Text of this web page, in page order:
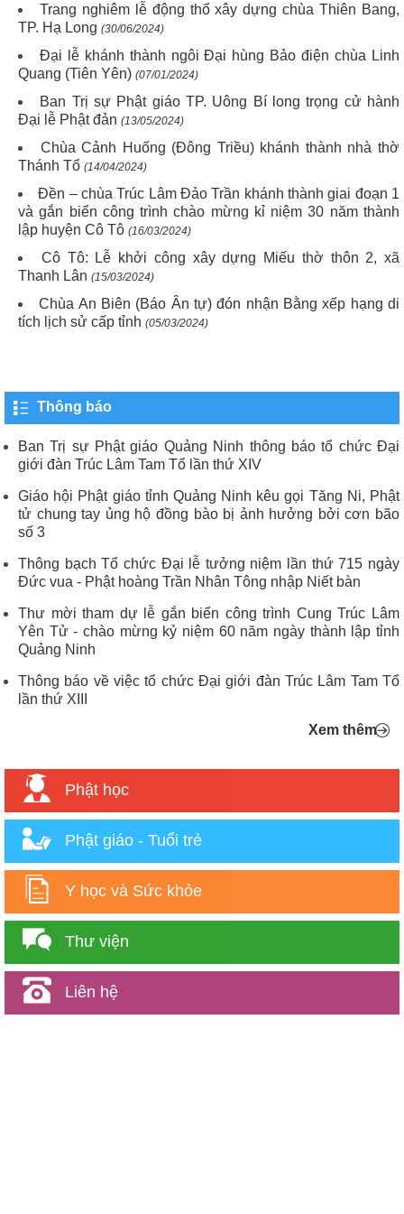
Trang nghiêm lễ động thổ xây dựng chùa Thiên Bang,
TP. Hạ Long (30/06/2024)
Đại lễ khánh thành ngôi Đại hùng Bảo điện chùa Linh
Quang (Tiên Yên) (07/01/2024)
Ban Trị sự Phật giáo TP. Uông Bí long trọng cử hành
Đại lễ Phật đản (13/05/2024)
Chùa Cảnh Huống (Đông Triều) khánh thành nhà thờ
Thánh Tổ (14/04/2024)
Đền – chùa Trúc Lâm Đảo Trần khánh thành giai đoạn 1
và gắn biển công trình chào mừng kỉ niệm 30 năm thành
lập huyện Cô Tô (16/03/2024)
Cô Tô: Lễ khởi công xây dựng Miếu thờ thôn 2, xã
Thanh Lân (15/03/2024)
Chùa An Biên (Báo Ân tự) đón nhận Bằng xếp hạng di
tích lịch sử cấp tỉnh (05/03/2024)
Thông báo
Ban Trị sự Phật giáo Quảng Ninh thông báo tổ chức Đại
giới đàn Trúc Lâm Tam Tổ lần thứ XIV
Giáo hội Phật giáo tỉnh Quảng Ninh kêu gọi Tăng Ni, Phật
tử chung tay ủng hộ đồng bào bị ảnh hưởng bởi cơn bão
số 3
Thông bạch Tổ chức Đại lễ tưởng niệm lần thứ 715 ngày
Đức vua - Phật hoàng Trần Nhân Tông nhập Niết bàn
Thư mời tham dự lễ gắn biển công trình Cung Trúc Lâm
Yên Tử - chào mừng kỷ niệm 60 năm ngày thành lập tỉnh
Quảng Ninh
Thông báo về việc tổ chức Đại giới đàn Trúc Lâm Tam Tổ
lần thứ XIII
Xem thêm
Phật học
Phật giáo - Tuổi trẻ
Y học và Sức khỏe
Thư viện
Liên hệ